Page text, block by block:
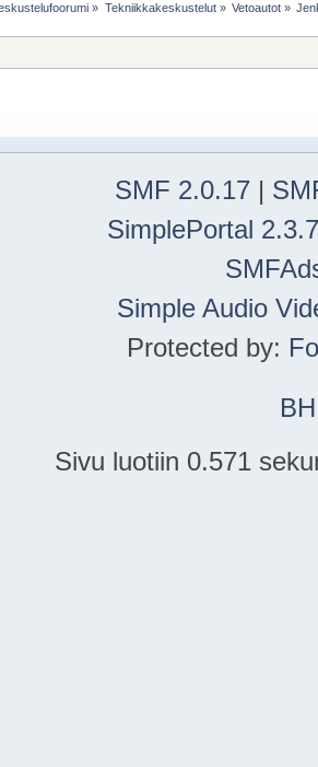
» Tekniikkakeskustelut» Vetoautot»
SMF 2.0.17 |
SimplePortal
Simple Audio
Protected by:
Sivu luotiin 0.571